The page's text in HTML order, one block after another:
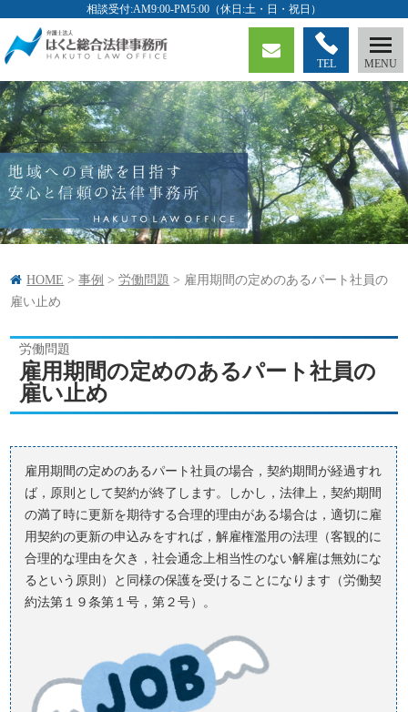
TEL
HOME >事例 >労働問題 > 雇用期間の定めのあるパート社員の
雇い止め
労働問題
雇用期間の定めのあるパート社員の
雇い止め
雇用期間の定めのあるパート社員の場合，契約期間が経過すれ
ば，原則として契約が終了します。しかし，法律上，契約期間
の満了時に更新を期待する合理的理由がある場合は，適切に雇
用契約の更新の申込みをすれば，解雇権濫用の法理（客観的に
合理的な理由を欠き，社会通念上相当性のない解雇は無効にな
るという原則）と同様の保護を受けることになります（労働契
約法第１９条第１号，第２号）。